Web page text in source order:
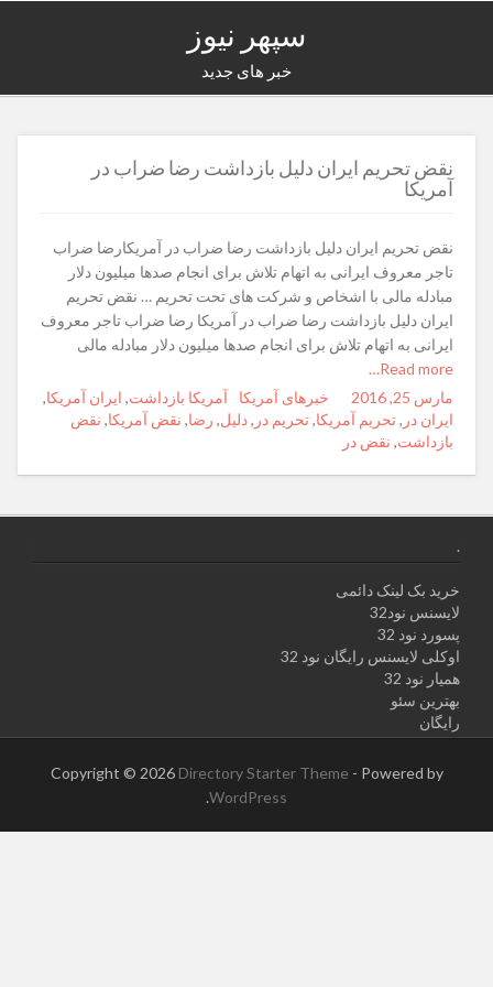
سپهر نیوز
خبر های جدید
نقض تحریم ایران دلیل بازداشت رضا ضراب در
آمریکا
نقض تحریم ایران دلیل بازداشت رضا ضراب در آمریکارضا ضراب
تاجر معروف ایرانی به اتهام تلاش برای انجام صدها میلیون دلار
مبادله مالی با اشخاص و شرکت های تحت تحریم … نقض تحریم
ایران دلیل بازداشت رضا ضراب در آمریکا رضا ضراب تاجر معروف
ایرانی به اتهام تلاش برای انجام صدها میلیون دلار مبادله مالی
Read more…
Posted
on
مارس 25, 2016 Author
Categories
خبرهای آمریکا Tags
آمریکا بازداشت, ایران آمریکا,
ایران در ,تحریم آمریکا,تحریم در ,دلیل, رضا, نقض آمریکا, نقض
بازداشت, نقض در
.
خرید بک لینک دائمی
لایسنس نود32
پسورد نود 32
اوکلی لایسنس رایگان نود 32
همیار نود 32
بهترین سئو
رایگان
Copyright © 2026 Directory Starter Theme - Powered by
WordPress
.